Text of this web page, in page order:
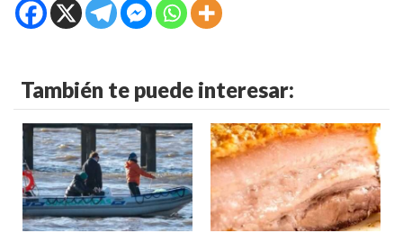
También te puede interesar: